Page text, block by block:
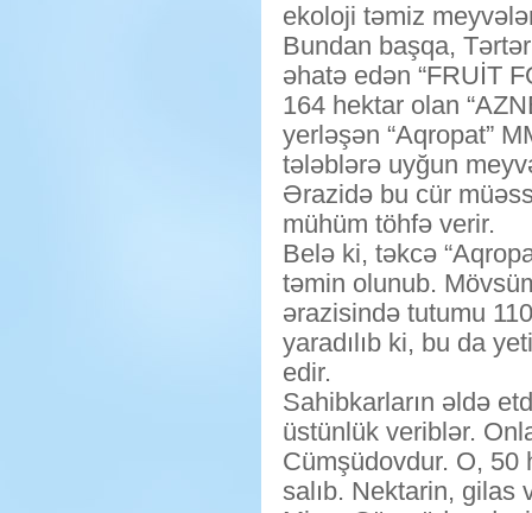
ekoloji təmiz
Bundan başqa,
əhatə edən “FRUİT
164 hektar olan
yerləşən “Aqropat”
tələblərə uyğun
Ərazidə bu cür
mühüm töhfə verir.
Belə ki, təkcə
təmin olunub.
ərazisində tutumu
yaradılıb ki, bu da
edir.
Sahibkarların əldə
üstünlük veriblər.
Cümşüdovdur. O, 50
salıb. Nektarin, gilas